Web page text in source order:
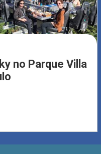
no Parque Villa